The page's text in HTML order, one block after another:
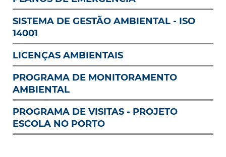
SISTEMA DE GESTÃO AMBIENTAL - ISO
14001
LICENÇAS AMBIENTAIS
PROGRAMA DE MONITORAMENTO
AMBIENTAL
PROGRAMA DE VISITAS - PROJETO
ESCOLA NO PORTO